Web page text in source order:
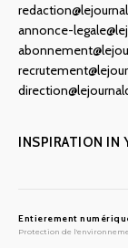
annonce-
INSPIRATION IN
Entierement
Protection de